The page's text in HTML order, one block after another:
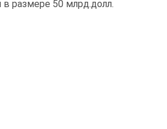
в размере 50 млрд.долл.